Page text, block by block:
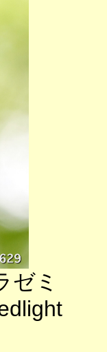
ゼミ